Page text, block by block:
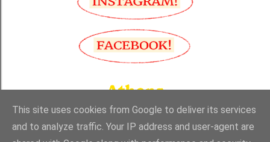
This site uses cookies from Google to deliver its services
and to analyze traffic. Your IP address and user-agent are